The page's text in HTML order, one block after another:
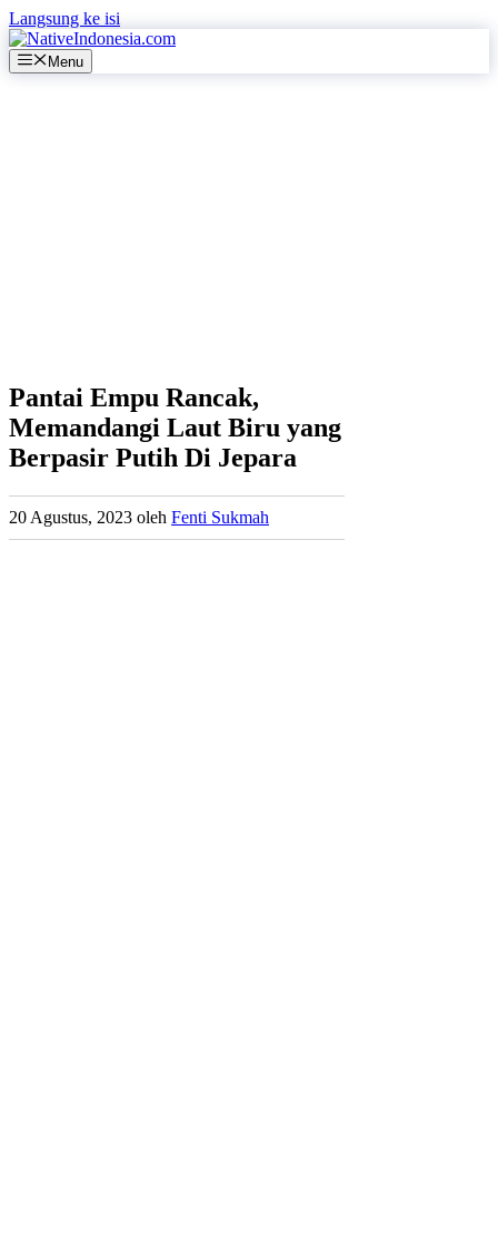
Langsung ke isi
Menu
Pantai Empu Rancak,
Memandangi Laut Biru yang
Berpasir Putih Di Jepara
20 Agustus, 2023 oleh Fenti Sukmah